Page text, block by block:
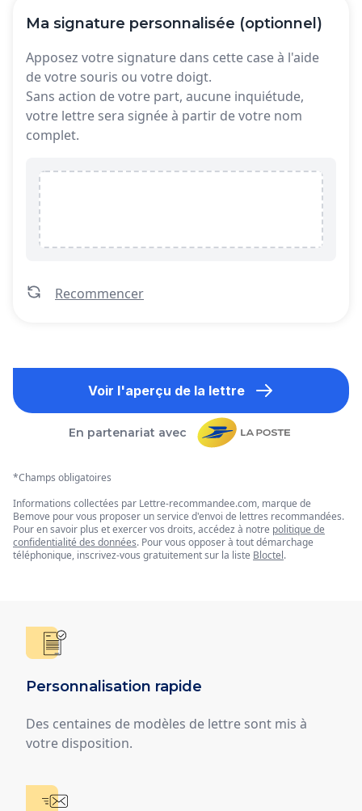
Ma signature personnalisée (optionnel)
Apposez votre signature dans cette case à l'aide
de votre souris ou votre doigt.
Sans action de votre part, aucune inquiétude,
votre lettre sera signée à partir de votre nom
complet.
Recommencer
Voir l'aperçu de la lettre
En partenariat avec
*Champs obligatoires
Informations collectées par Lettre-recommandee.com, marque de
Bemove pour vous proposer un service d'envoi de lettres recommandées.
Pour en savoir plus et exercer vos droits, accédez à notre politique de
confidentialité des données. Pour vous opposer à tout démarchage
téléphonique, inscrivez-vous gratuitement sur la liste Bloctel.
Personnalisation rapide
Des centaines de modèles de lettre sont mis à
votre disposition.